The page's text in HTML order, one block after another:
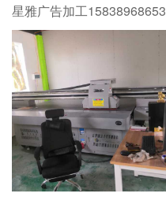
星雅广告加工15838968653